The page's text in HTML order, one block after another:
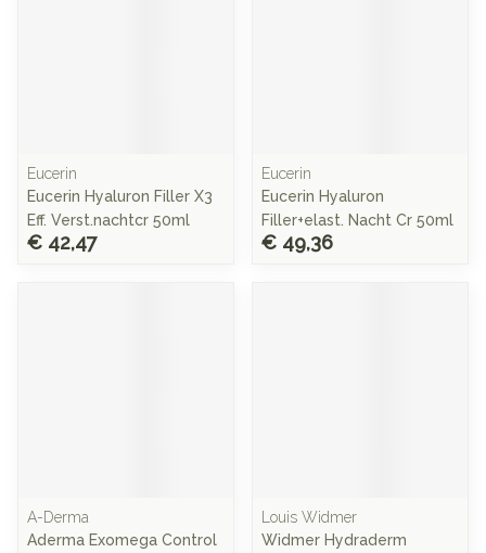
Eucerin
Eucerin Hyaluron Filler X3
Eff. Verst.nachtcr 50ml
€ 42,47
Eucerin
Eucerin Hyaluron
Filler+elast. Nacht Cr 50ml
€ 49,36
A-Derma
Aderma Exomega Control
Louis Widmer
Widmer Hydraderm